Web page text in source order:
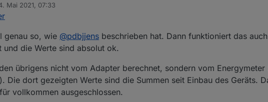
Wenn ich die Werte der V0.5.7 richtig interpretiere, scheint p1regard um den
noch nicht ganz ok sind. Ich sehe
p1regard-Werte, die offenbar auf den p1surpluscounter gehen
p3regard-Werte, die offenbar auf den p3surpluscounter gehen
Die pxregard- und surplus-counter zählen nicht in eine Richtung, sondern
Wären das auch noch Themen für die V0.6.x?
Mai 2021, 07:33
von
genau so, wie @pdbjjens beschrieben hat. Dann funktioniert das
und die Werte sind absolut ok.
übrigens nicht vom Adapter berechnet, sondern vom
Die dort gezeigten Werte sind die Summen seit Einbau des Geräts.
vollkommen ausgeschlossen.